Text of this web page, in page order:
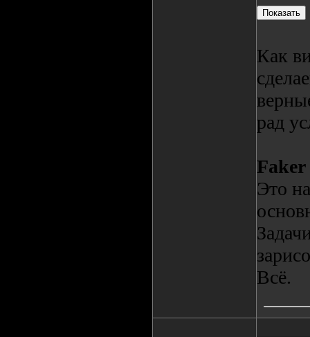
Как
рад
Faker
Это
Всё.